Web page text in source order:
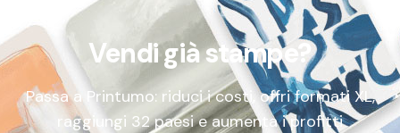
Vendi già stampe?
Passa a Printumo: riduci i costi, offri formati XL,
raggiungi 32 paesi e aumenta i profitti